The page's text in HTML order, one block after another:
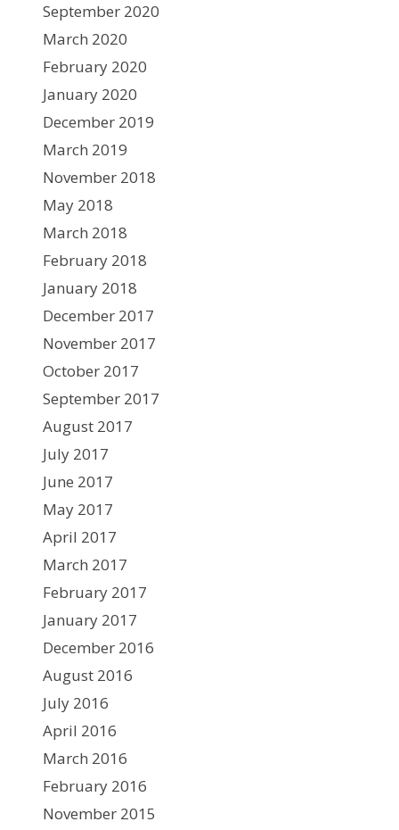
September 2020
March 2020
February 2020
January 2020
December 2019
March 2019
November 2018
May 2018
March 2018
February 2018
January 2018
December 2017
November 2017
October 2017
September 2017
August 2017
July 2017
June 2017
May 2017
April 2017
March 2017
February 2017
January 2017
December 2016
August 2016
July 2016
April 2016
March 2016
February 2016
November 2015